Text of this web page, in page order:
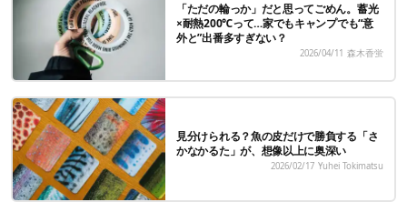
「ただの輪っか」だと思ってごめん。蓄光
×耐熱200℃って…家でもキャンプでも“意
外と”出番多すぎない？
2026/04/11 森木香蛍
見分けられる？魚の皮だけで勝負する「さ
かなかるた」が、想像以上に奥深い
2026/02/17 Yuhei Tokimatsu